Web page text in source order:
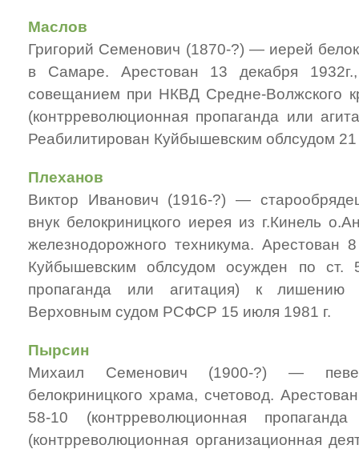
Маслов
Григорий Семенович (1870-?) — иерей
в Самаре. Арестован 13 декабря
совещанием при НКВД Средне-Волжского
(контрреволюционная пропаганда или
Реабилитирован Куйбышевским облсудом 21
Плеханов
Виктор Иванович (1916-?) —
внук белокриницкого иерея из г.Кинель
железнодорожного техникума. Арестован
Куйбышевским облсудом осужден по ст.
пропаганда или агитация) к лишению
Верховным судом РСФСР 15 июля 1981 г.
Пырсин
Михаил Семенович (1900-?) —
белокриницкого храма, счетовод.
58-10 (контрреволюционная
(контрреволюционная организационная